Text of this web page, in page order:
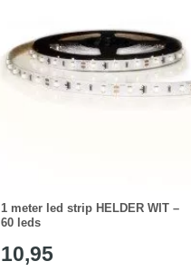
1 meter led strip HELDER WIT –
60 leds
10,95